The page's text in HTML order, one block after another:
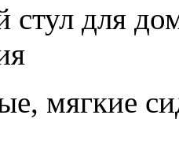
стул для
мягкие